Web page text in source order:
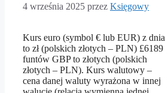
4 września 2025 przez Księgowy
Kurs euro (symbol € lub EUR) z dnia
to zł (polskich złotych – PLN) £6189
funtów GBP to złotych (polskich
złotych – PLN). Kurs walutowy –
cena danej waluty wyrażona w innej